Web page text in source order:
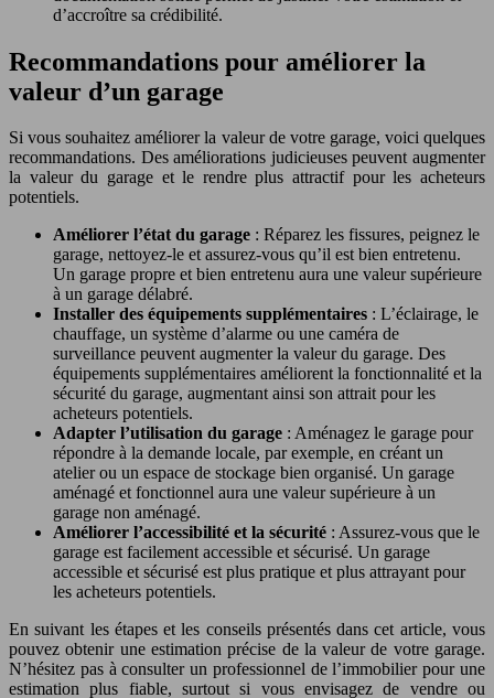
d’accroître sa crédibilité.
Recommandations pour améliorer la
valeur d’un garage
Si vous souhaitez améliorer la valeur de votre garage, voici quelques
recommandations. Des améliorations judicieuses peuvent augmenter
la valeur du garage et le rendre plus attractif pour les acheteurs
potentiels.
Améliorer l’état du garage : Réparez les fissures, peignez le
garage, nettoyez-le et assurez-vous qu’il est bien entretenu.
Un garage propre et bien entretenu aura une valeur supérieure
à un garage délabré.
Installer des équipements supplémentaires : L’éclairage, le
chauffage, un système d’alarme ou une caméra de
surveillance peuvent augmenter la valeur du garage. Des
équipements supplémentaires améliorent la fonctionnalité et la
sécurité du garage, augmentant ainsi son attrait pour les
acheteurs potentiels.
Adapter l’utilisation du garage : Aménagez le garage pour
répondre à la demande locale, par exemple, en créant un
atelier ou un espace de stockage bien organisé. Un garage
aménagé et fonctionnel aura une valeur supérieure à un
garage non aménagé.
Améliorer l’accessibilité et la sécurité : Assurez-vous que le
garage est facilement accessible et sécurisé. Un garage
accessible et sécurisé est plus pratique et plus attrayant pour
les acheteurs potentiels.
En suivant les étapes et les conseils présentés dans cet article, vous
pouvez obtenir une estimation précise de la valeur de votre garage.
N’hésitez pas à consulter un professionnel de l’immobilier pour une
estimation plus fiable, surtout si vous envisagez de vendre ou